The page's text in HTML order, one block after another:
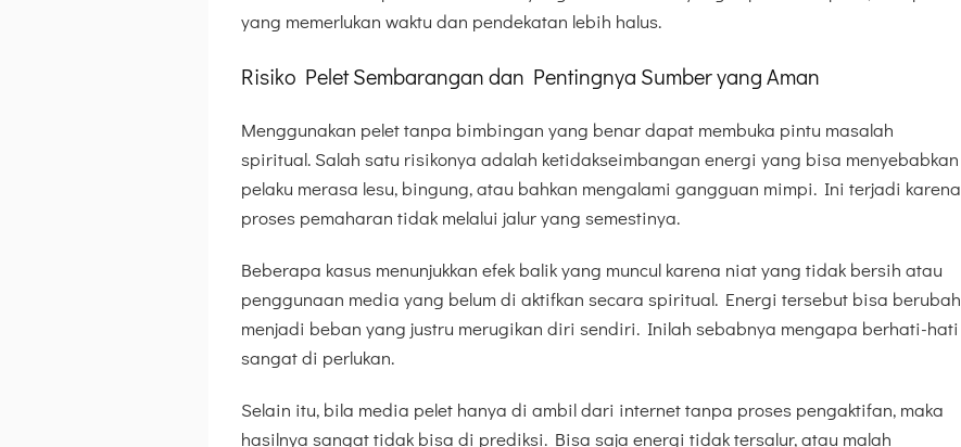
yang memerlukan waktu dan pendekatan lebih halus.
Risiko Pelet Sembarangan dan Pentingnya Sumber yang Aman
Menggunakan pelet tanpa bimbingan yang benar dapat membuka pintu masalah
spiritual. Salah satu risikonya adalah ketidakseimbangan energi yang bisa menyebabkan
pelaku merasa lesu, bingung, atau bahkan mengalami gangguan mimpi. Ini terjadi karena
proses pemaharan tidak melalui jalur yang semestinya.
Beberapa kasus menunjukkan efek balik yang muncul karena niat yang tidak bersih atau
penggunaan media yang belum di aktifkan secara spiritual. Energi tersebut bisa berubah
menjadi beban yang justru merugikan diri sendiri. Inilah sebabnya mengapa berhati-hati
sangat di perlukan.
Selain itu, bila media pelet hanya di ambil dari internet tanpa proses pengaktifan, maka
hasilnya sangat tidak bisa di prediksi. Bisa saja energi tidak tersalur, atau malah